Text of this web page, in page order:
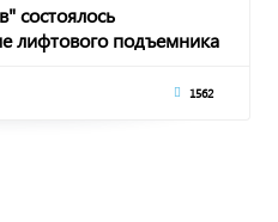
состоялось
лифтового подъемника
1562